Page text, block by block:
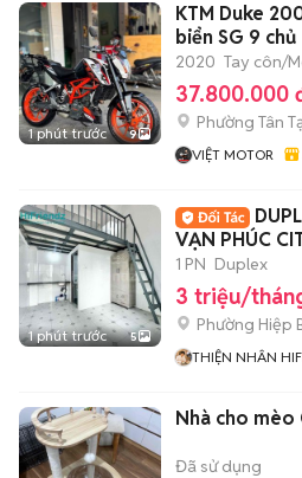
1 phút trước 9
KTM Duke
biển SG 9 chủ
2020 Tay côn/
37.800.000
Phường Tân
VIỆT MOTOR
1 phút trước 5
VẠN PHÚC
1 PN Duplex
3 triệu/
Phường Hiệp
THIỆN NHÂN
Nhà cho mèo
Đã sử dụng